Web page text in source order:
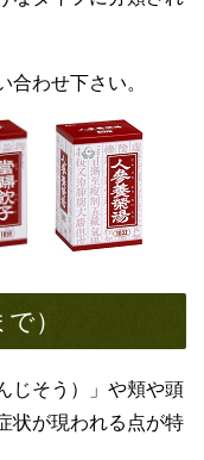
わせ下さい。
）
じそう）」や頬や頭
状が現われる点が特